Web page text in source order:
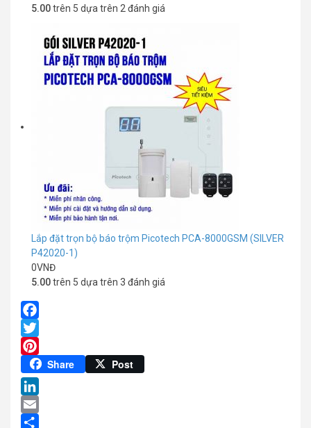
5.00trên 5 dựa trên 2 đánh giá
Lắp đặt trọn bộ báo trộm Picotech PCA-8000GSM (SILVER
P42020-1)
0VNĐ
5.00trên 5 dựa trên 3 đánh giá
Facebook
Twitter
Pinterest
Share Post
LinkedIn
Email